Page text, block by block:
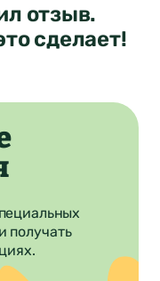
отзыв.
сделает!
получать